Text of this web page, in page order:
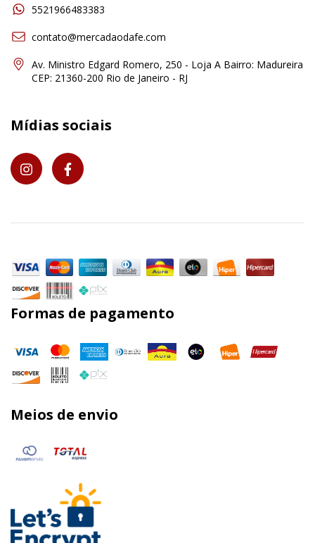
5521966483383
contato@mercadaodafe.com
Av. Ministro Edgard Romero, 250 - Loja A Bairro: Madureira
CEP: 21360-200 Rio de Janeiro - RJ
Mídias sociais
Formas de pagamento
Meios de envio